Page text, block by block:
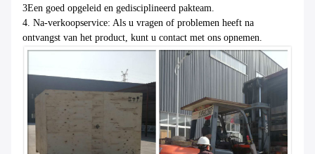
3Een goed opgeleid en gedisciplineerd pakteam.
4. Na-verkoopservice: Als u vragen of problemen heeft na
ontvangst van het product, kunt u contact met ons opnemen.